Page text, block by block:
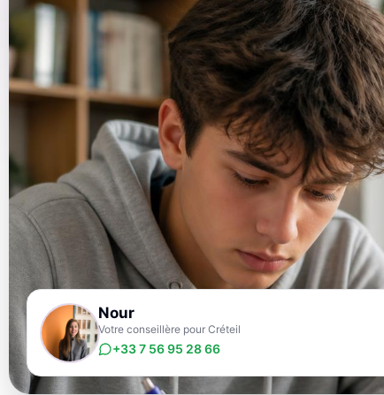
Nour
Votre conseillère pour Créteil
+33 7 56 95 28 66